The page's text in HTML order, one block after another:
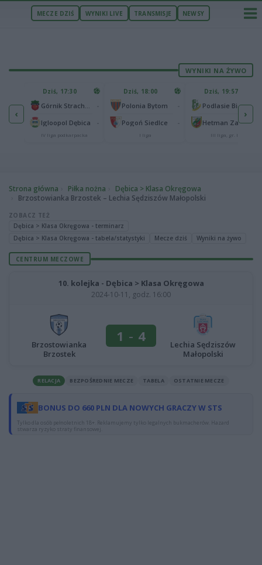
MECZE DZIŚ WYNIKI LIVE TRANSMISJE NEWSY
WYNIKI NA ŻYWO
‹
65
25
Dziś, 17:30
Igloopol Dębica
IV liga podkarpacka
Dziś, 18:00
Polonia Bytom
Pogoń Siedlce
I liga
Dziś, 19:57
Podlasie Biała Podlaska
Hetman Zamość
III liga, gr. IV
›
Strona główna Piłka nożna
Dębica > Klasa Okręgowa
Brzostowianka Brzostek – Lechia Sędziszów Małopolski
ZOBACZ TEŻ
Dębica > Klasa Okręgowa - terminarz
Dębica > Klasa Okręgowa - tabela/statystyki
Mecze dziś Wyniki na żywo
CENTRUM MECZOWE
10. kolejka - Dębica > Klasa Okręgowa
2024-10-11, godz. 16:00
Brzostowianka
Brzostek
1 - 4
Lechia Sędziszów
Małopolski
RELACJA BEZPOŚREDNIE MECZE TABELA OSTATNIE MECZE
BONUS DO 660 PLN DLA NOWYCH GRACZY W STS
Tylko dla osób pełnoletnich 18+. Reklamujemy tylko legalnych bukmacherów. Hazard
stwarza ryzyko straty finansowej.